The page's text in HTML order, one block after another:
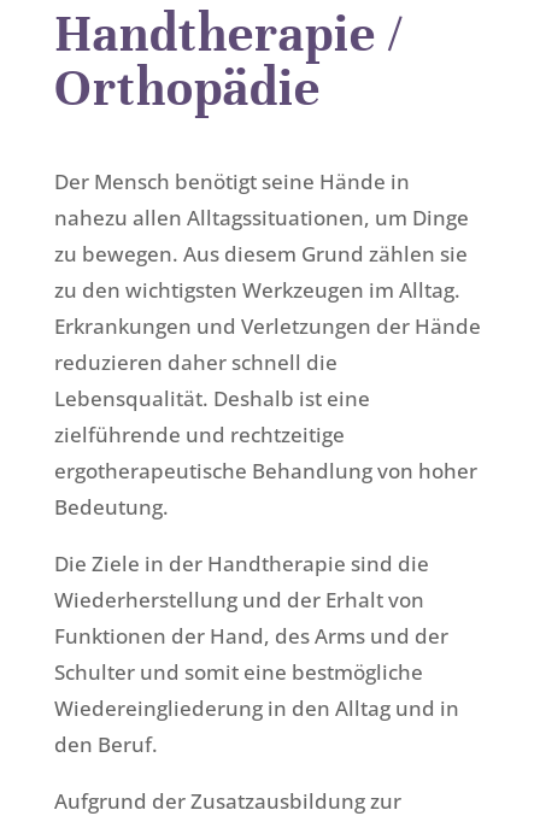
Handtherapie /
Orthopädie
Der Mensch benötigt seine Hände in
nahezu allen Alltagssituationen, um Dinge
zu bewegen. Aus diesem Grund zählen sie
zu den wichtigsten Werkzeugen im Alltag.
Erkrankungen und Verletzungen der Hände
reduzieren daher schnell die
Lebensqualität. Deshalb ist eine
zielführende und rechtzeitige
ergotherapeutische Behandlung von hoher
Bedeutung.
Die Ziele in der Handtherapie sind die
Wiederherstellung und der Erhalt von
Funktionen der Hand, des Arms und der
Schulter und somit eine bestmögliche
Wiedereingliederung in den Alltag und in
den Beruf.
Aufgrund der Zusatzausbildung zur